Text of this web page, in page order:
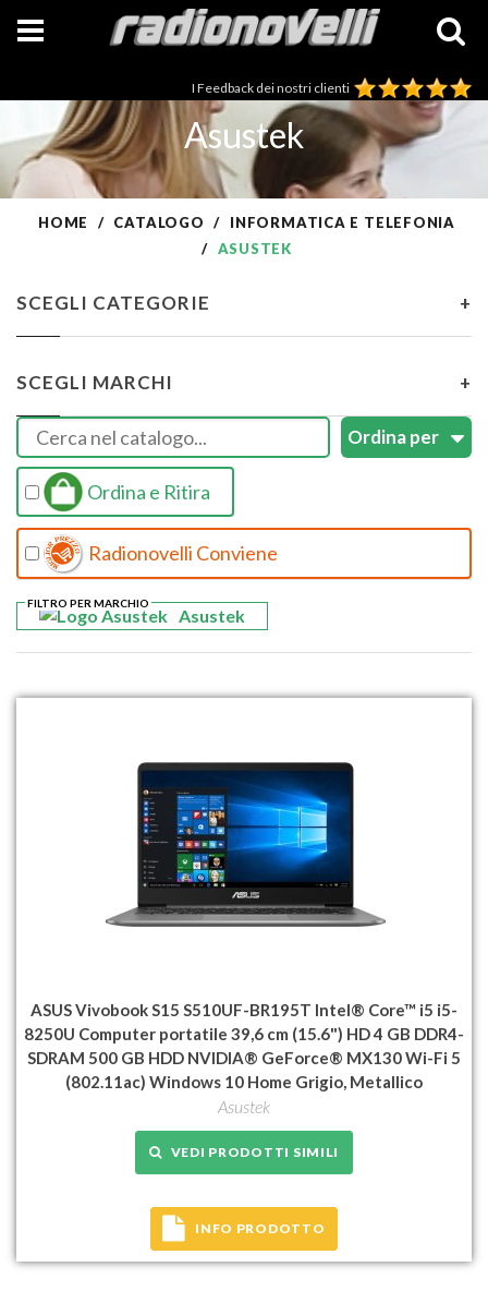
I Feedback dei nostri clienti
Asustek
HOME CATALOGO
INFORMATICA E TELEFONIA
ASUSTEK
SCEGLI CATEGORIE +
SCEGLI MARCHI +
Ordina e Ritira
Radionovelli Conviene
Asustek
FILTRO PER MARCHIO
ASUS Vivobook S15 S510UF-BR195T Intel® Core™ i5 i5-
8250U Computer portatile 39,6 cm (15.6") HD 4 GB DDR4-
SDRAM 500 GB HDD NVIDIA® GeForce® MX130 Wi-Fi 5
(802.11ac) Windows 10 Home Grigio, Metallico
Asustek
VEDI PRODOTTI SIMILI
INFO PRODOTTO